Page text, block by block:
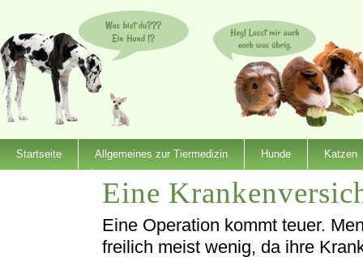
Startseite Allgemeines zur Tiermedizin Hunde Katzen
Eine
Eine Operation kommt teuer.
freilich meist wenig, da ihre